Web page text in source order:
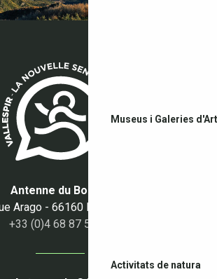
Museus i Galeries d'Art
Activitats de natura
Antenne du Boulou
Arago - 66160 Le Boulou
+33 (0)4 68 87 50 95